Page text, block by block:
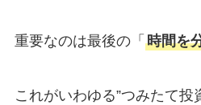
重要なのは最後の「 時間を
これがいわゆる”つみたて投